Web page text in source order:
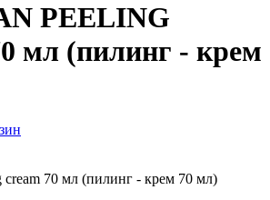
PEELING
мл (пилинг - крем
cream 70 мл (пилинг - крем 70 мл)